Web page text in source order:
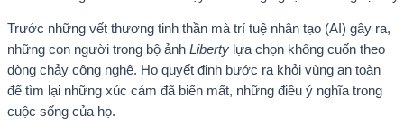
Trước những vết thương tinh thần mà trí tuệ nhân tạo (AI) gây ra,
những con người trong bộ ảnh Liberty lựa chọn không cuốn theo
dòng chảy công nghệ. Họ quyết định bước ra khỏi vùng an toàn
để tìm lại những xúc cảm đã biến mất, những điều ý nghĩa trong
cuộc sống của họ.